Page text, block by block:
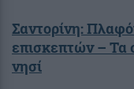
Σαντορίνη:
επισκεπτών – Τα
νησί